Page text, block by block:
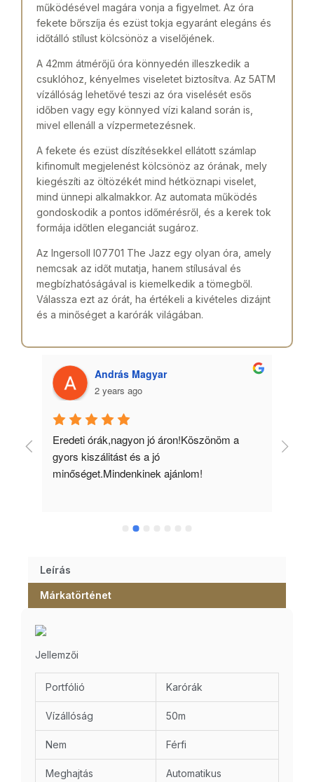
működésével magára vonja a figyelmet. Az óra
fekete bőrszíja és ezüst tokja egyaránt elegáns és
időtálló stílust kölcsönöz a viselőjének.
A 42mm átmérőjű óra könnyedén illeszkedik a
csuklóhoz, kényelmes viseletet biztosítva. Az 5ATM
vízállóság lehetővé teszi az óra viselését esős
időben vagy egy könnyed vízi kaland során is,
mivel ellenáll a vízpermetezésnek.
A fekete és ezüst díszítésekkel ellátott számlap
kifinomult megjelenést kölcsönöz az órának, mely
kiegészíti az öltözékét mind hétköznapi viselet,
mind ünnepi alkalmakkor. Az automata működés
gondoskodik a pontos időmérésről, és a kerek tok
formája időtlen eleganciát sugároz.
Az Ingersoll I07701 The Jazz egy olyan óra, amely
nemcsak az időt mutatja, hanem stílusával és
megbízhatóságával is kiemelkedik a tömegből.
Válassza ezt az órát, ha értékeli a kivételes dizájnt
és a minőséget a karórák világában.
András Magyar
2 years ago
Eredeti órák,nagyon jó áron!Köszönöm a
gyors kiszálitást és a jó
minőséget.Mindenkinek ajánlom!
Leírás
Márkatörténet
Jellemzői
Portfólió Karórák
Vízállóság 50m
Nem Férfi
Meghajtás Automatikus